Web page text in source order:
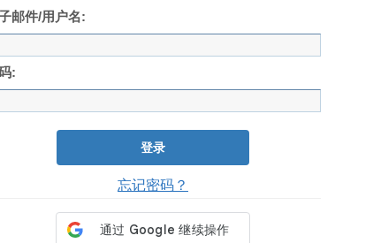
邮件/用户名:
:
登录
忘记密码？